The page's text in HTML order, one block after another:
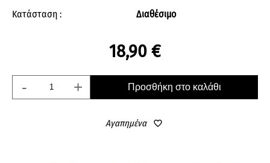
Κατάσταση : Διαθέσιμο
18,90 €
- + Προσθήκη στο καλάθι
Αγαπημένα favorite_border